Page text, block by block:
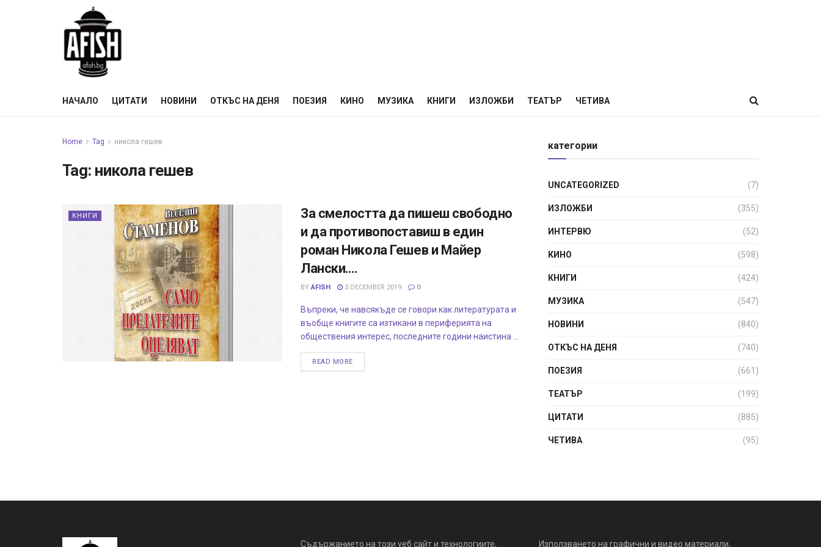
НАЧАЛО ЦИТАТИ НОВИНИ ОТКЪС НА ДЕНЯ ПОЕЗИЯ КИНО МУЗИКА КНИГИ ИЗЛОЖБИ ТЕАТЪР ЧЕТИВА
Home Tag никола гешев
Tag: никола гешев
КНИГИ
За смелостта да пишеш свободно
и да противопоставиш в един
роман Никола Гешев и Майер
Лански….
BY AFISH 3 DECEMBER 2019 0
Въпреки, че навсякъде се говори как литературата и
въобще книгите са изтикани в периферията на
обществения интерес, последните години наистина ...
READ MORE
категории
UNCATEGORIZED (7)
ИЗЛОЖБИ (355)
ИНТЕРВЮ (52)
КИНО (598)
КНИГИ (424)
МУЗИКА (547)
НОВИНИ (840)
ОТКЪС НА ДЕНЯ (740)
ПОЕЗИЯ (661)
ТЕАТЪР (199)
ЦИТАТИ (885)
ЧЕТИВА (95)
Съдържанието на този уеб сайт и технологиите, Използването на графични и видео материали,